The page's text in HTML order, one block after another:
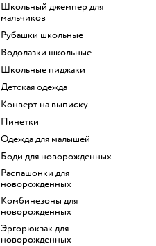
Школьный джемпер для
мальчиков
Рубашки школьные
Водолазки школьные
Школьные пиджаки
Детская одежда
Конверт на выписку
Пинетки
Одежда для малышей
Боди для новорожденных
Распашонки для
новорожденных
Комбинезоны для
новорожденных
Эргорюкзак для
новорожденных